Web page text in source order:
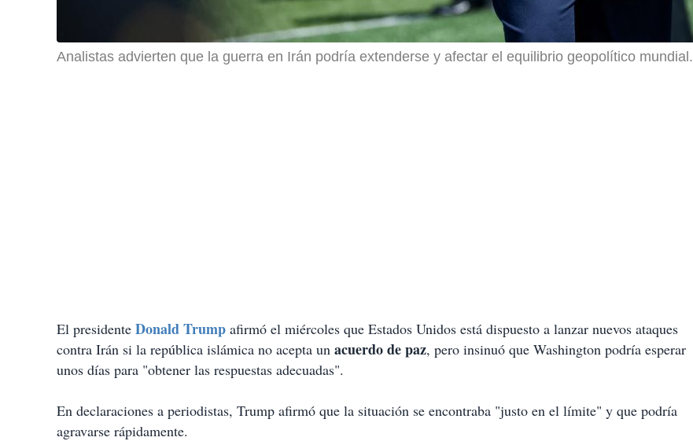
Analistas advierten que la guerra en Irán podría extenderse y afectar el equilibrio geopolítico mundial.
El presidente Donald Trump afirmó el miércoles que Estados Unidos está dispuesto a lanzar nuevos ataques
contra Irán si la república islámica no acepta un acuerdo de paz, pero insinuó que Washington podría esperar
unos días para "obtener las respuestas adecuadas".
En declaraciones a periodistas, Trump afirmó que la situación se encontraba "justo en el límite" y que podría
agravarse rápidamente.